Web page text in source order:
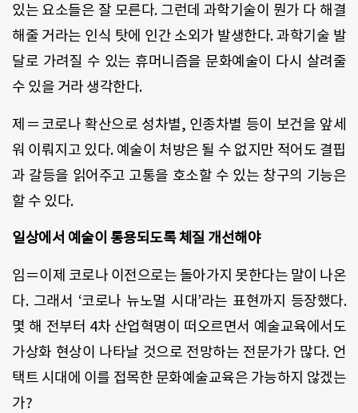
있는 요소들은 잘 모른다. 그런데 과학기술이 뭔가 다 해결
해줄 거라는 인식 탓에 인간 소외가 발생한다. 과학기술 발
달로 가려질 수 있는 휴머니즘을 문화예술이 다시 살려줄
수 있을 거라 생각한다.
제＝코로나 확산으로 성차별, 인종차별 등이 보건을 앞세
워 이뤄지고 있다. 예술이 처방은 될 수 없지만 적어도 결핍
과 갈등을 읽어주고 고통을 호소할 수 있는 창구의 기능은
할 수 있다.
일상에서 예술이 통용되도록 체질 개선해야
임＝이제 코로나 이전으로는 돌아가지 못한다는 말이 나온
다. 그래서 ‘코로나 뉴노멀 시대’라는 표현까지 등장했다.
몇 해 전부터 4차 산업혁명이 떠오르면서 예술교육에서도
가상화 현상이 나타날 것으로 전망하는 전문가가 많다. 언
택트 시대에 이를 접목한 문화예술교육은 가능하지 않겠는
가?